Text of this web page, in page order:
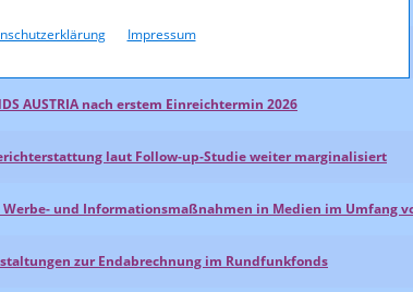
Impressum
und Kompetenzlücken
AUSTRIA nach erstem Einreichtermin 2026
laut Follow‑up‑Studie weiter marginalisiert
und Informationsmaßnahmen in Medien im Umfang
zur Endabrechnung im Rundfunkfonds